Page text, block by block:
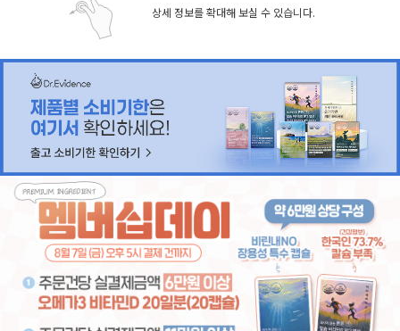
상세 정보를 확대해 보실 수 있습니다.